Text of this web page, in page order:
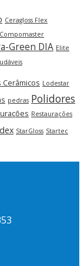
Ceragloss Flex
Compomaster
Green DIA Elite
Cerâmicos Lodestar
pedras Polidores
Restaurações
StarGloss Startec